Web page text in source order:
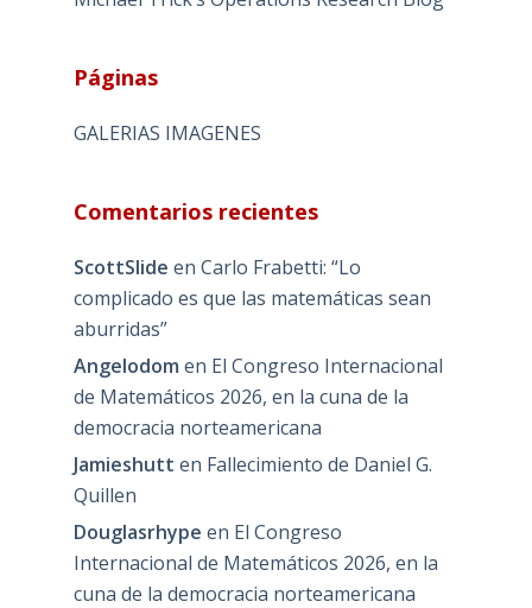
Páginas
GALERIAS IMAGENES
Comentarios recientes
ScottSlide en Carlo Frabetti: “Lo
complicado es que las matemáticas sean
aburridas”
Angelodom en El Congreso Internacional
de Matemáticos 2026, en la cuna de la
democracia norteamericana
Jamieshutt en Fallecimiento de Daniel G.
Quillen
Douglasrhype en El Congreso
Internacional de Matemáticos 2026, en la
cuna de la democracia norteamericana